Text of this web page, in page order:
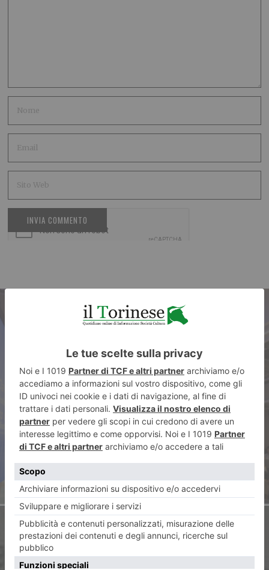
ARTICOLO PRECEDENTE
Manager, accademici e leader
d’impresa a confronto a Torino
sull’impatto della geopolitica
sulle aziende